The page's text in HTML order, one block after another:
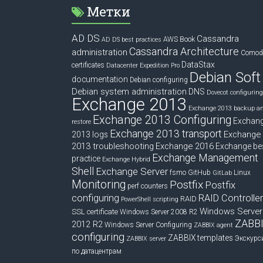
Метки
AD DS AD DS best practices AWS Book Cassandra
administration Cassandra Architecture
certificates Datacenter Expedition Pro DataStax
documentation Debian configuring Debian Soft
Debian system administration DNS Dovecot configuring
Exchange 2013 Exchange 2013 backup
restore Exchange 2013 Configuring
2013 logs Exchange 2013 transport Exchange
2013 troubleshooting Exchange 2016 Exchange
practice Exchange Hybrid Exchange Management
Shell
Exchange Server fsmo GitHub GitLab Linux
Monitoring perf counters Postfix Postfix
configuring PowerShell scripting RAID RAID
SSL certificate Windows Server 2008 R2 Windows Server
2012 R2 Windows Server Configuring ZABBIX agent
configuring ZABBIX server ZABBIX templates
по датацентрам